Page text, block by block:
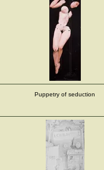
Puppetry of seduction